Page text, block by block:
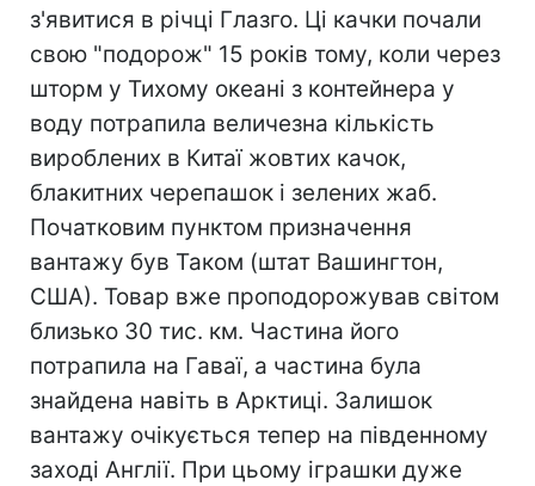
з'явитися в річці Глазго. Ці качки почали
свою "подорож" 15 років тому, коли через
шторм у Тихому океані з контейнера у
воду потрапила величезна кількість
вироблених в Китаї жовтих качок,
блакитних черепашок і зелених жаб.
Початковим пунктом призначення
вантажу був Таком (штат Вашингтон,
США). Товар вже проподорожував світом
близько 30 тис. км. Частина його
потрапила на Гаваї, а частина була
знайдена навіть в Арктиці. Залишок
вантажу очікується тепер на південному
заході Англії. При цьому іграшки дуже